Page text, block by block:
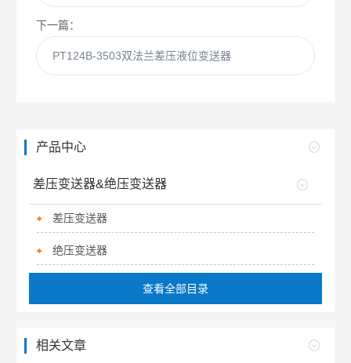
下一篇：
PT124B-3503双法兰差压液位变送器
产品中心
差压变送器&绝压变送器
差压变送器
绝压变送器
查看全部目录
相关文章